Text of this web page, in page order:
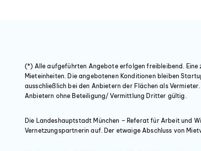
Startups
↵
ab dem 5. Mietjahr: Marktmiete (aktuell ca. 22,50€/
↵↵Ausstattungsmerkmale:
(*) Alle aufgeführten Angebote erfolgen freibleibend.
Mieteinheiten. Die angebotenen Konditionen bleiben
ausschließlich bei den Anbietern der Flächen als
Anbietern ohne Beteiligung/ Vermittlung Dritter gültig.
Die Landeshauptstadt München – Referat für Arbeit und
Vernetzungspartnerin auf. Der etwaige Abschluss von